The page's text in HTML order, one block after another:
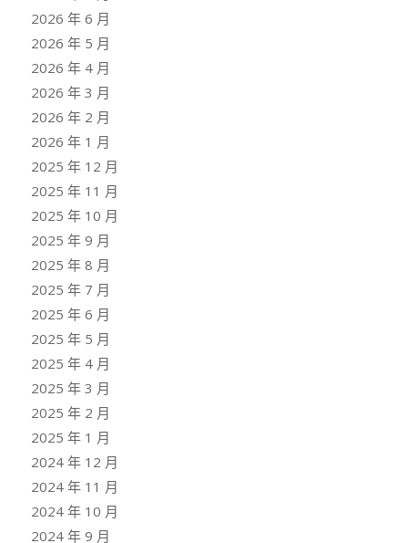
2026 年 6 月
2026 年 5 月
2026 年 4 月
2026 年 3 月
2026 年 2 月
2026 年 1 月
2025 年 12 月
2025 年 11 月
2025 年 10 月
2025 年 9 月
2025 年 8 月
2025 年 7 月
2025 年 6 月
2025 年 5 月
2025 年 4 月
2025 年 3 月
2025 年 2 月
2025 年 1 月
2024 年 12 月
2024 年 11 月
2024 年 10 月
2024 年 9 月